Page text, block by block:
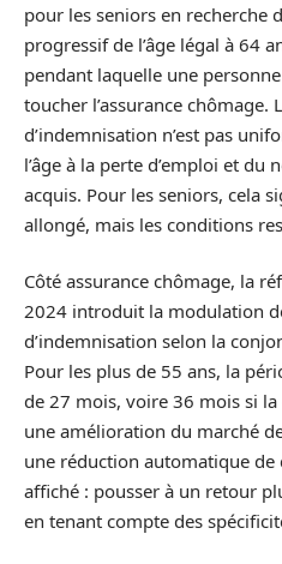
pour les seniors en recherche
progressif de l’âge légal à 64
pendant laquelle une
toucher l’assurance chômage.
d’indemnisation n’est pas
l’âge à la perte d’emploi et du
acquis. Pour les seniors, cela
allongé, mais les conditions
Côté assurance chômage, la
2024 introduit la modulation
d’indemnisation selon la
Pour les plus de 55 ans, la
de 27 mois, voire 36 mois si
une amélioration du marché
une réduction automatique de
affiché : pousser à un retour
en tenant compte des